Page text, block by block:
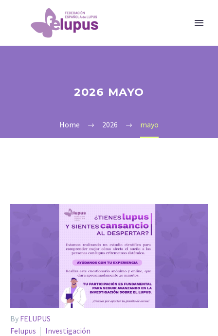
2026 MAYO
Home 2026 mayo
By FELUPUS
Felupus
Investigación